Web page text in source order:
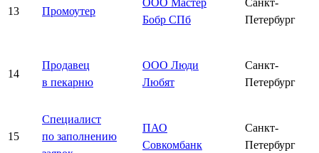
13 Промоутер
Бобр СПб
Петербург
14
Продавец
в пекарню
ООО Люди
Любят
Санкт-
Петербург
15
Специалист
по заполнению
ПАО
Совкомбанк
Санкт-
Петербург